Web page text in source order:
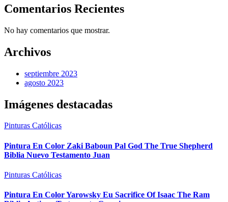
Comentarios Recientes
No hay comentarios que mostrar.
Archivos
septiembre 2023
agosto 2023
Imágenes destacadas
Pinturas Católicas
Pintura En Color Zaki Baboun Pal God The True Shepherd
Biblia Nuevo Testamento Juan
Pinturas Católicas
Pintura En Color Yarowsky Eu Sacrifice Of Isaac The Ram